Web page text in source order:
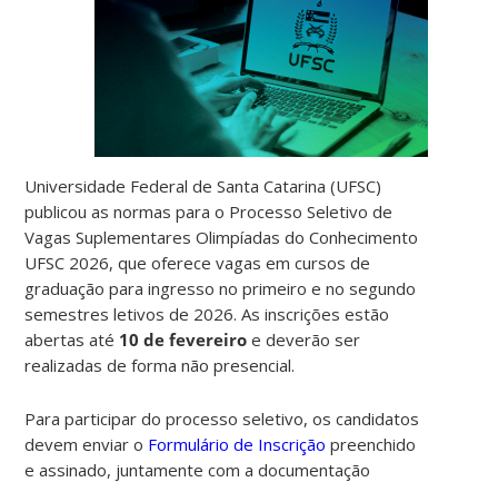
Universidade Federal de Santa Catarina (UFSC)
publicou as normas para o Processo Seletivo de
Vagas Suplementares Olimpíadas do Conhecimento
UFSC 2026, que oferece vagas em cursos de
graduação para ingresso no primeiro e no segundo
semestres letivos de 2026.As inscrições estão
abertas até 10 de fevereiro e deverão ser
realizadas de forma não presencial.
Para participar do processo seletivo, os candidatos
devem enviar o Formulário de Inscrição preenchido
e assinado, juntamente com a documentação